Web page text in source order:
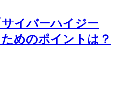
イバーハイジー
めのポイントは？